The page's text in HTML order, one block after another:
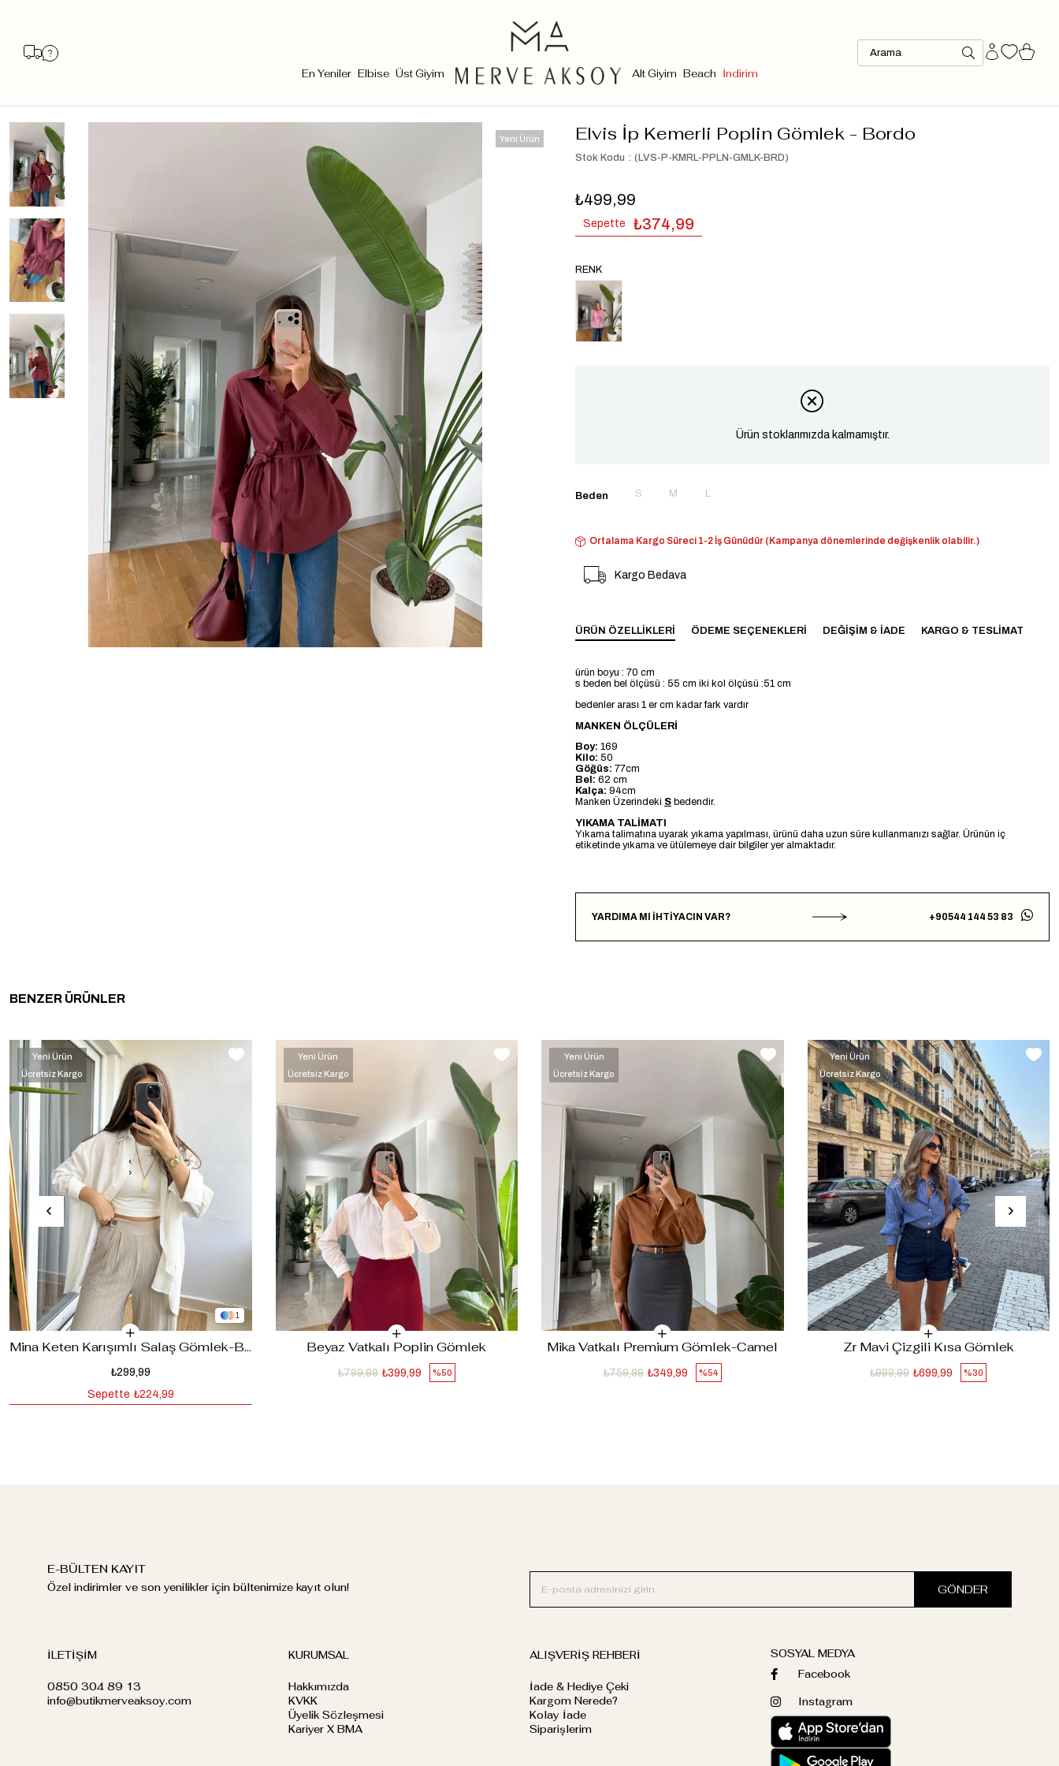
En Yeniler Elbise Üst Giyim Alt Giyim Beach İndirim
Yeni Ürün Elvis İp Kemerli Poplin Gömlek - Bordo
Stok Kodu (LVS-P-KMRL-PPLN-GMLK-BRD)
₺499,99
Sepette ₺374,99
RENK
Ürün stoklarımızda kalmamıştır.
Beden S M L
Ortalama Kargo Süreci 1-2 İş Günüdür (Kampanya dönemlerinde değişkenlik olabilir.)
Kargo Bedava
ÜRÜN ÖZELLIKLERI ÖDEME SEÇENEKLERI DEĞIŞIM & İADE KARGO & TESLIMAT
ürün boyu : 70 cm
s beden bel ölçüsü : 55 cm iki kol ölçüsü :51 cm
bedenler arası 1 er cm kadar fark vardır
MANKEN ÖLÇÜLERİ
Boy: 169
Kilo: 50
Göğüs: 77cm
Bel: 62 cm
Kalça: 94cm
Manken Üzerindeki S bedendir.
YIKAMA TALİMATI
Yıkama talimatına uyarak yıkama yapılması, ürünü daha uzun süre kullanmanızı sağlar. Ürünün iç
etiketinde yıkama ve ütülemeye dair bilgiler yer almaktadır.
YARDIMA MI İHTİYACIN VAR? +90544 144 53 83
BENZER ÜRÜNLER
‹
›
1
Mina Keten Karışımlı Salaş Gömlek-Beyaz
₺299,99
Sepette ₺224,99
Yeni Ürün
Ücretsiz Kargo
‹
›
Beyaz Vatkalı Poplin Gömlek
%50
₺399,99
₺799,99
Yeni Ürün
Ücretsiz Kargo
‹
›
Mika Vatkalı Premium Gömlek-Camel
%54
₺349,99
₺759,99
Yeni Ürün
Ücretsiz Kargo
‹
›
Zr Mavi Çizgili Kısa Gömlek
%30
₺699,99
₺999,99
Yeni Ürün
Ücretsiz Kargo
E-BÜLTEN KAYIT
Özel indirimler ve son yenilikler için bültenimize kayıt olun! GÖNDER
İLETİŞİM
0850 304 89 13
info@butikmerveaksoy.com
KURUMSAL
Hakkımızda
KVKK
Üyelik Sözleşmesi
Kariyer X BMA
ALIŞVERİŞ REHBERİ
İade & Hediye Çeki
Kargom Nerede?
Kolay İade
Siparişlerim
SOSYAL MEDYA
Facebook
Instagram